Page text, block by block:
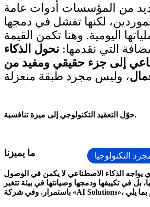
من المؤسسات أدوات عامة
لكنها تفشل في دمجها
اليومية. وهنا تكمن القيمة
التي نقدمها: نحول الذكاء
إلى جزء حقيقي ومفيد من
حوّل التعقيد التكنولوجي إلىميزة تنافسية.
التكنولوجيا ما يميزنا
يواجه الذكاء الاصطناعي لا يكمن في الوصول
بل في تكييفها ودمجها وصيانتها في بيئة تتغير